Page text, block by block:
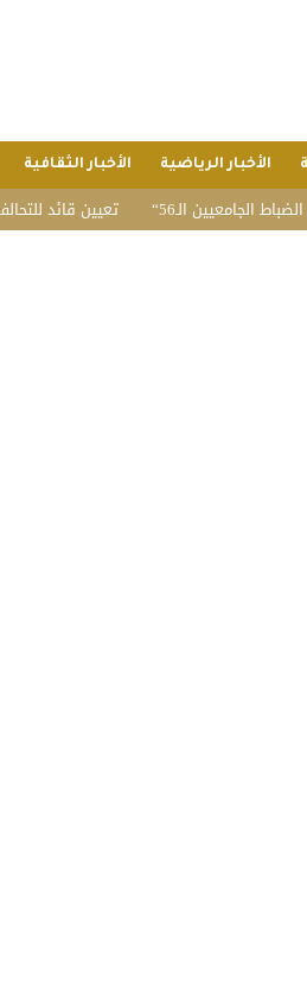
الأخبار الرياضية الأخبار الثقافية
تعيين قائد للتحالف الـ56